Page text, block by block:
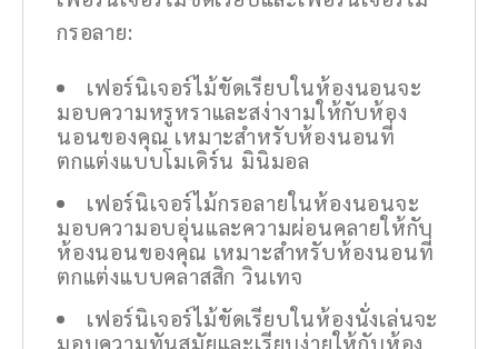
กรอลาย:
เฟอร์นิเจอร์ไม้ขัดเรียบในห้องนอนจะ
มอบความหรูหราและสง่างามให้กับห้อง
นอนของคุณ เหมาะสำหรับห้องนอนที่
ตกแต่งแบบโมเดิร์น มินิมอล
เฟอร์นิเจอร์ไม้กรอลายในห้องนอนจะ
มอบความอบอุ่นและความผ่อนคลายให้กับ
ห้องนอนของคุณ เหมาะสำหรับห้องนอนที่
ตกแต่งแบบคลาสสิก วินเทจ
เฟอร์นิเจอร์ไม้ขัดเรียบในห้องนั่งเล่นจะ
มอบความทันสมัยและเรียบง่ายให้กับห้อง